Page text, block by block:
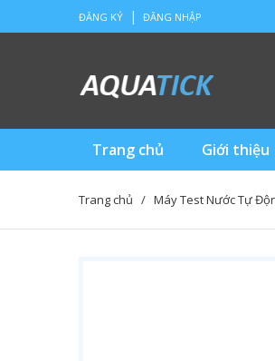
ĐĂNG KÝ | ĐĂNG NHẬP
Trang chủ Giới thiệu
Trang chủ / Máy Test Nước Tự